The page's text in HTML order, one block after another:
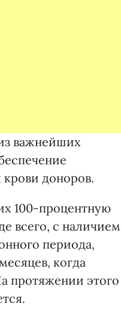
важнейших
доноров.
100-процентную
всего, с наличием
периода,
когда
протяжении этого